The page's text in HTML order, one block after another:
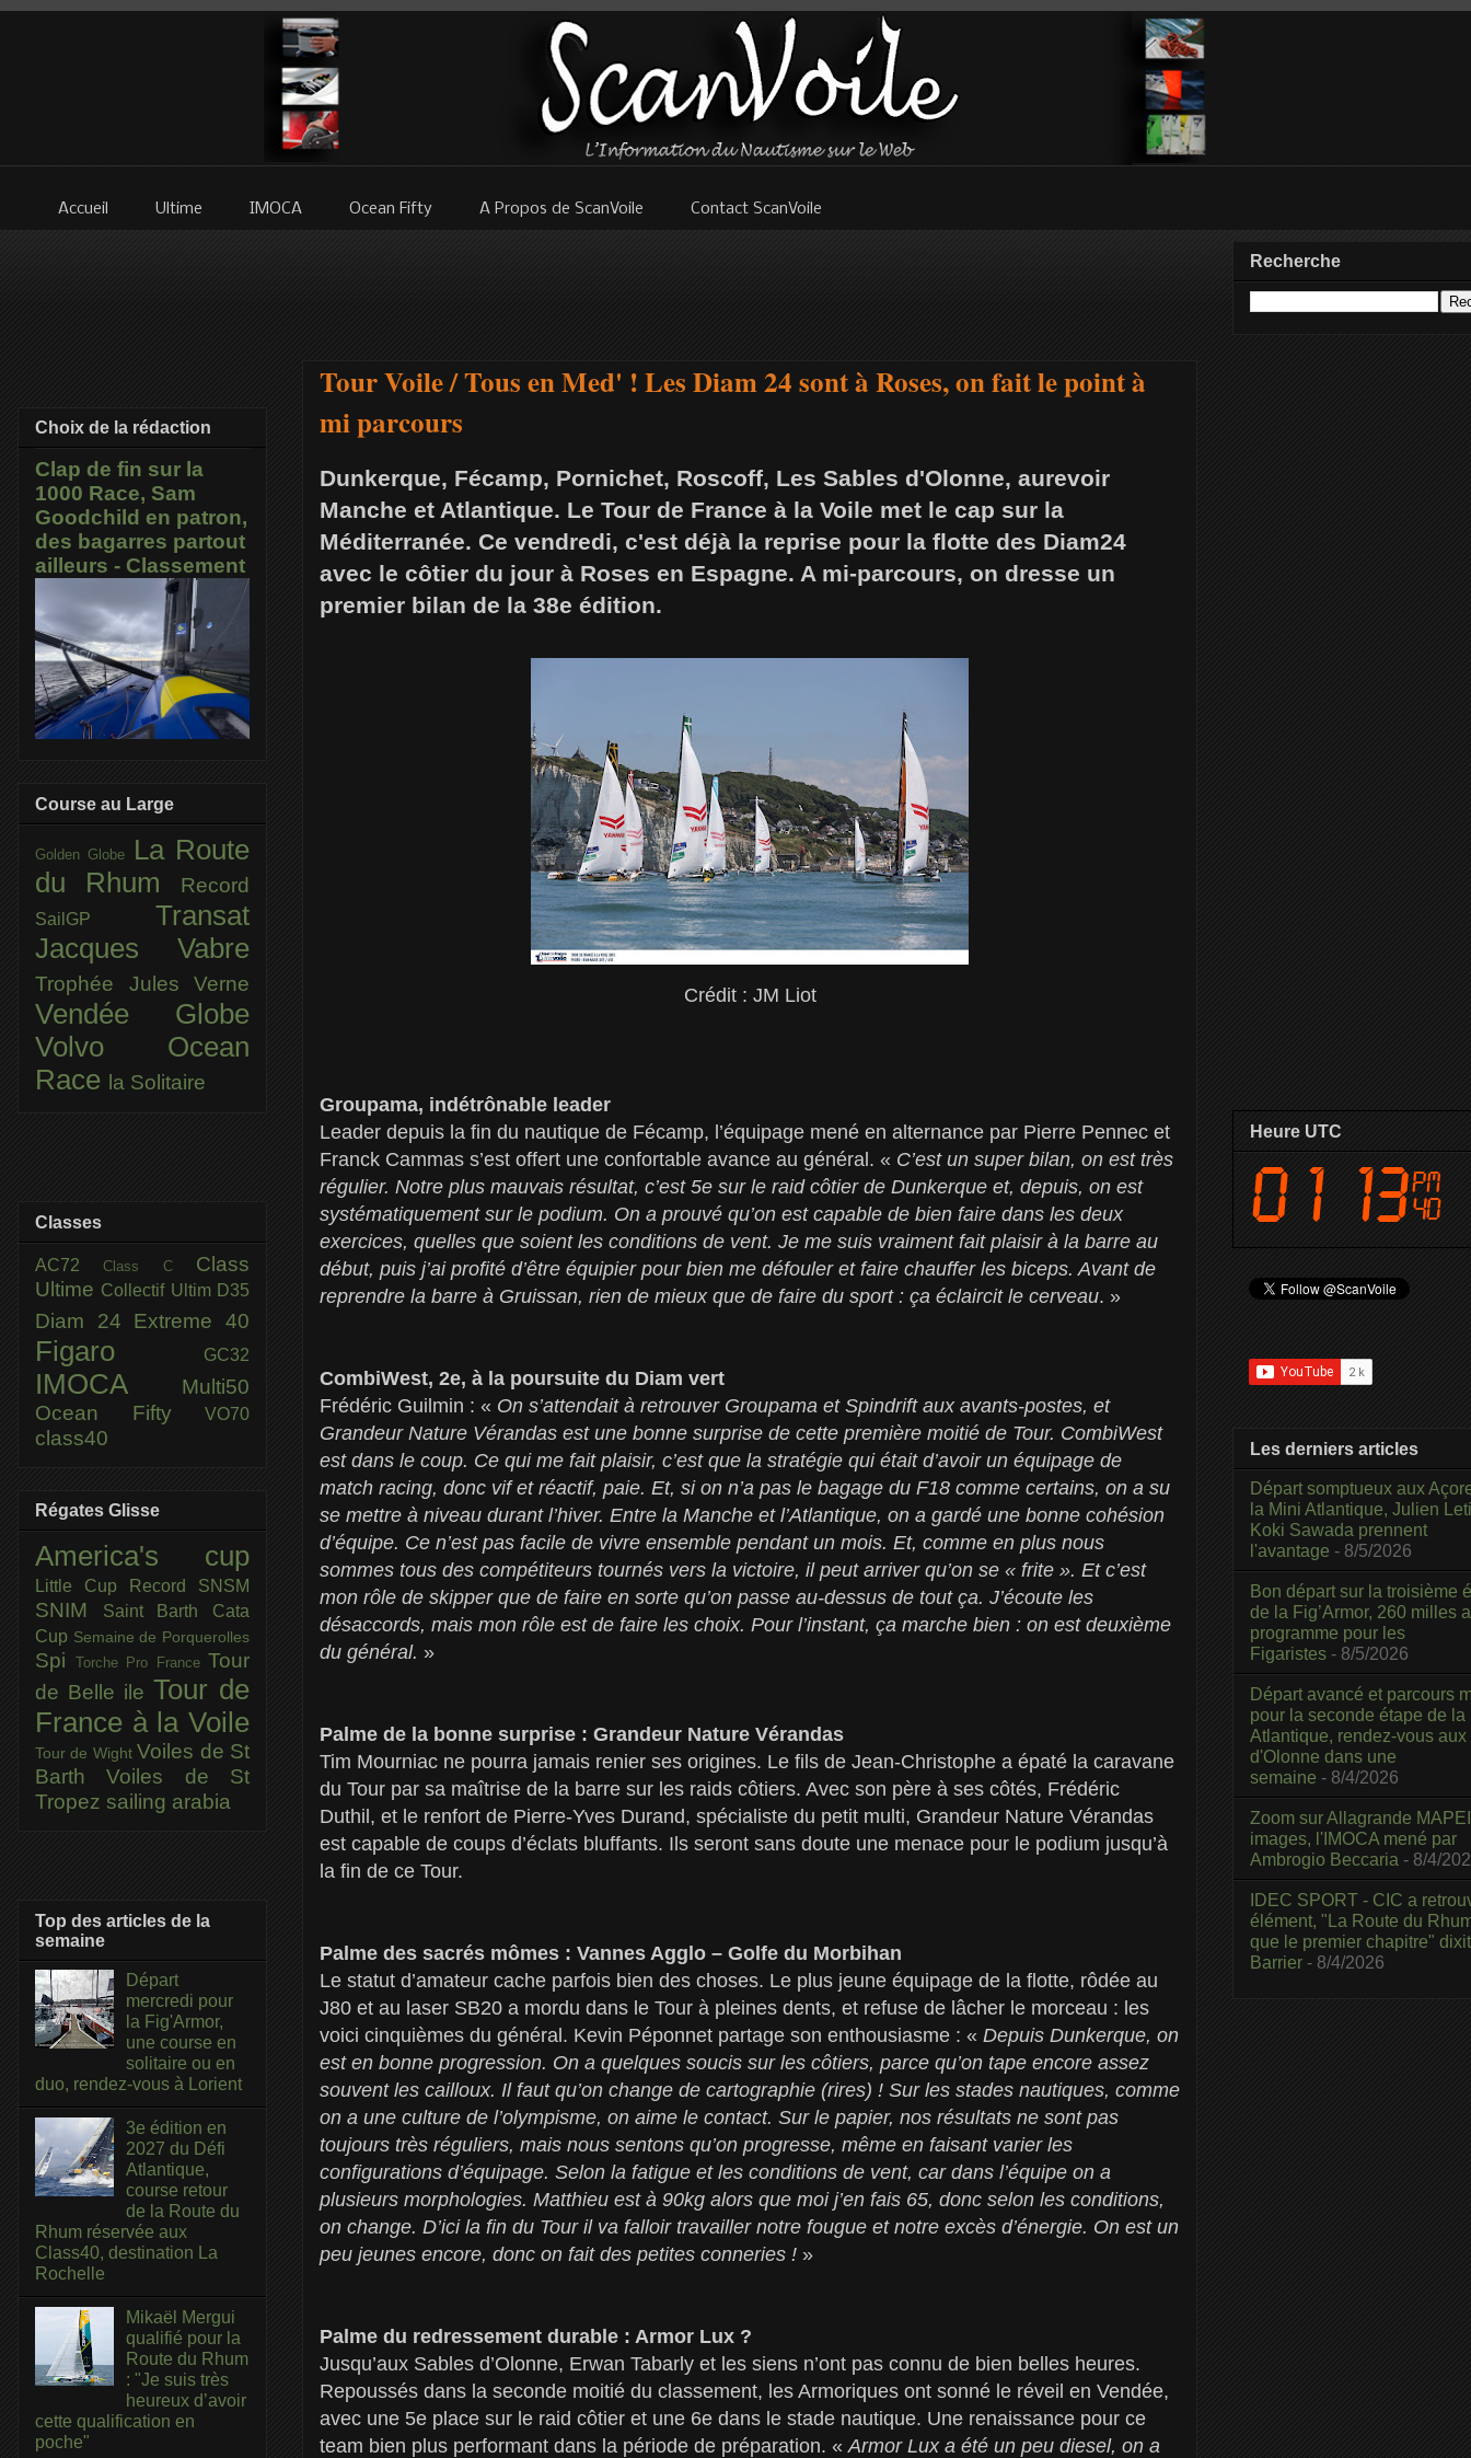
Accueil Ultime IMOCA Ocean Fifty A Propos de ScanVoile Contact ScanVoile
Tour Voile / Tous en Med' ! Les Diam 24 sont à Roses, on fait le point à
mi parcours
Dunkerque, Fécamp, Pornichet, Roscoff, Les Sables d'Olonne, aurevoir
Manche et Atlantique. Le Tour de France à la Voile met le cap sur la
Méditerranée. Ce vendredi, c'est déjà la reprise pour la flotte des Diam24
avec le côtier du jour à Roses en Espagne. A mi-parcours, on dresse un
premier bilan de la 38e édition.
Crédit : JM Liot
Groupama, indétrônable leader
Leader depuis la fin du nautique de Fécamp, l’équipage mené en alternance par Pierre Pennec et
Franck Cammas s’est offert une confortable avance au général. « C’est un super bilan, on est très
régulier. Notre plus mauvais résultat, c’est 5e sur le raid côtier de Dunkerque et, depuis, on est
systématiquement sur le podium. On a prouvé qu’on est capable de bien faire dans les deux
exercices, quelles que soient les conditions de vent. Je me suis vraiment fait plaisir à la barre au
début, puis j’ai profité d’être équipier pour bien me défouler et faire chauffer les biceps. Avant de
reprendre la barre à Gruissan, rien de mieux que de faire du sport : ça éclaircit le cerveau. »
CombiWest, 2e, à la poursuite du Diam vert
Frédéric Guilmin : « On s’attendait à retrouver Groupama et Spindrift aux avants-postes, et
Grandeur Nature Vérandas est une bonne surprise de cette première moitié de Tour. CombiWest
est dans le coup. Ce qui me fait plaisir, c’est que la stratégie qui était d’avoir un équipage de
match racing, donc vif et réactif, paie. Et, si on n’a pas le bagage du F18 comme certains, on a su
se mettre à niveau durant l’hiver. Entre la Manche et l’Atlantique, on a gardé une bonne cohésion
d’équipe. Ce n’est pas facile de vivre ensemble pendant un mois. Et, comme en plus nous
sommes tous des compétiteurs tournés vers la victoire, il peut arriver qu’on se « frite ». Et c’est
mon rôle de skipper que de faire en sorte qu’on passe au-dessus de tout ça. J’écoute les
désaccords, mais mon rôle est de faire les choix. Pour l’instant, ça marche bien : on est deuxième
du général. »
Palme de la bonne surprise : Grandeur Nature Vérandas
Tim Mourniac ne pourra jamais renier ses origines. Le fils de Jean-Christophe a épaté la caravane
du Tour par sa maîtrise de la barre sur les raids côtiers. Avec son père à ses côtés, Frédéric
Duthil, et le renfort de Pierre-Yves Durand, spécialiste du petit multi, Grandeur Nature Vérandas
est capable de coups d’éclats bluffants. Ils seront sans doute une menace pour le podium jusqu’à
la fin de ce Tour.
Palme des sacrés mômes : Vannes Agglo – Golfe du Morbihan
Le statut d’amateur cache parfois bien des choses. Le plus jeune équipage de la flotte, rôdée au
J80 et au laser SB20 a mordu dans le Tour à pleines dents, et refuse de lâcher le morceau : les
voici cinquièmes du général. Kevin Péponnet partage son enthousiasme : « Depuis Dunkerque, on
est en bonne progression. On a quelques soucis sur les côtiers, parce qu’on tape encore assez
souvent les cailloux. Il faut qu’on change de cartographie (rires) ! Sur les stades nautiques, comme
on a une culture de l’olympisme, on aime le contact. Sur le papier, nos résultats ne sont pas
toujours très réguliers, mais nous sentons qu’on progresse, même en faisant varier les
configurations d’équipage. Selon la fatigue et les conditions de vent, car dans l’équipe on a
plusieurs morphologies. Matthieu est à 90kg alors que moi j’en fais 65, donc selon les conditions,
on change. D’ici la fin du Tour il va falloir travailler notre fougue et notre excès d’énergie. On est un
peu jeunes encore, donc on fait des petites conneries ! »
Palme du redressement durable : Armor Lux ?
Jusqu’aux Sables d’Olonne, Erwan Tabarly et les siens n’ont pas connu de bien belles heures.
Repoussés dans la seconde moitié du classement, les Armoriques ont sonné le réveil en Vendée,
avec une 5e place sur le raid côtier et une 6e dans le stade nautique. Une renaissance pour ce
team bien plus performant dans la période de préparation. « Armor Lux a été un peu diesel, on a
Choix de la rédaction
Clap de fin sur la
1000 Race, Sam
Goodchild en patron,
des bagarres partout
ailleurs - Classement
Course au Large
Golden Globe
La Route
du Rhum
Record
SailGP Transat
Jacques Vabre
Trophée Jules Verne
Vendée Globe
Volvo Ocean
Race la Solitaire
Classes
AC72Class C Class
Ultime Collectif Ultim D35
Diam 24 Extreme 40
Figaro GC32
IMOCA
Multi50
Ocean Fifty
VO70
class40
Régates Glisse
America's cup
Little Cup Record SNSM
SNIM
Saint Barth Cata
Cup Semaine de Porquerolles
Spi Torche Pro France Tour
de Belle ile Tour de
France à la Voile
Tour de Wight Voiles de St
BarthVoiles de St
Tropez sailing arabia
Top des articles de la
semaine
Départ
mercredi pour
la Fig'Armor,
une course en
solitaire ou en
duo, rendez-vous à Lorient
3e édition en
2027 du Défi
Atlantique,
course retour
de la Route du
Rhum réservée aux
Class40, destination La
Rochelle
Mikaël Mergui
qualifié pour la
Route du Rhum
: "Je suis très
heureux d’avoir
cette qualification en
poche"
Recherche
Heure UTC
Les derniers articles
Départ somptueux aux
la Mini Atlantique, Julien
Koki Sawada prennent
l'avantage - 8/5/2026
Bon départ sur la troisième
de la Fig’Armor, 260 milles
programme pour les
Figaristes - 8/5/2026
Départ avancé et parcours
pour la seconde étape de la
Atlantique, rendez-vous
d'Olonne dans une
semaine - 8/4/2026
Zoom sur Allagrande
images, l'IMOCA mené par
Ambrogio Beccaria - 8/4/
IDEC SPORT - CIC a
élément, "La Route du
que le premier chapitre"
Barrier - 8/4/2026